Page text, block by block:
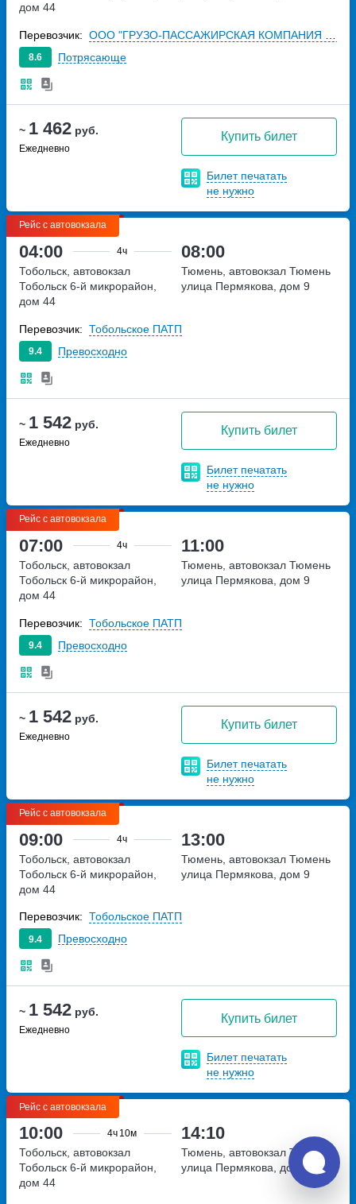
~ 1 462 руб.
Ежедневно
Купить билет
Билет печатать
не нужно
дом 44
8.6 Потрясающе
Перевозчик: ООО "ГРУЗО-ПАССАЖИРСКАЯ КОМПАНИЯ "ТРАНСАВТО"
Рейс с автовокзала
04:00 4ч 08:00
~ 1 542 руб.
Ежедневно
Купить билет
Билет печатать
не нужно
Тобольск, автовокзал
Тобольск 6-й микрорайон,
дом 44
Тюмень, автовокзал Тюмень
улица Пермякова, дом 9
9.4 Превосходно
Перевозчик: Тобольское ПАТП
Рейс с автовокзала
07:00 4ч 11:00
~ 1 542 руб.
Ежедневно
Купить билет
Билет печатать
не нужно
Тобольск, автовокзал
Тобольск 6-й микрорайон,
дом 44
Тюмень, автовокзал Тюмень
улица Пермякова, дом 9
9.4 Превосходно
Перевозчик: Тобольское ПАТП
Рейс с автовокзала
09:00 4ч 13:00
~ 1 542 руб.
Ежедневно
Купить билет
Билет печатать
не нужно
Тобольск, автовокзал
Тобольск 6-й микрорайон,
дом 44
Тюмень, автовокзал Тюмень
улица Пермякова, дом 9
9.4 Превосходно
Перевозчик: Тобольское ПАТП
Рейс с автовокзала
10:00 4ч 10м 14:10
Тобольск, автовокзал
Тобольск 6-й микрорайон,
дом 44
Тюмень, автовокзал Тюмень
улица Пермякова, дом 9